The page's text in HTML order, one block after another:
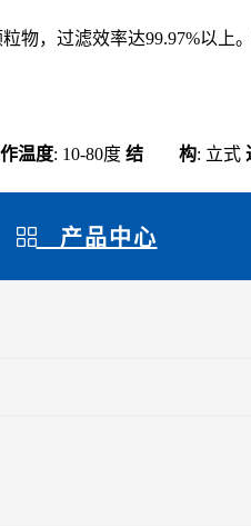
，过滤效率达99.97%以上
温度: 10-80度 结 构: 立式
产品中心